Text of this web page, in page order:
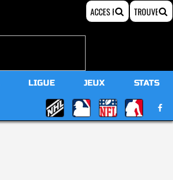
LIGUE JEUX STATS